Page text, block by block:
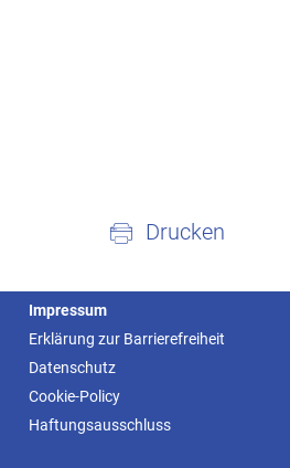
Drucken
Impressum
Erklärung zur Barrierefreiheit
Datenschutz
Cookie-Policy
Haftungsausschluss